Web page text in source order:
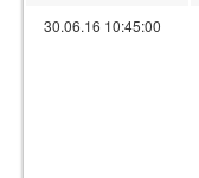
30.06.16 10:45:00